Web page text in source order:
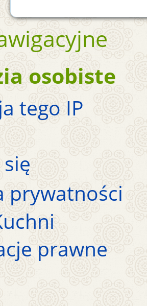
osobiste
tego IP
prywatności
prawne